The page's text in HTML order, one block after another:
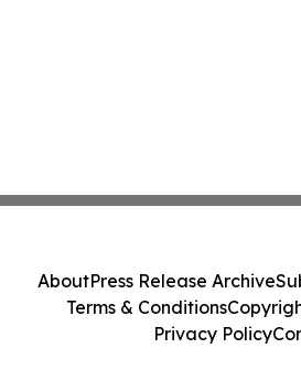
AboutPress Release Archive
Terms & Conditions
Privacy Policy